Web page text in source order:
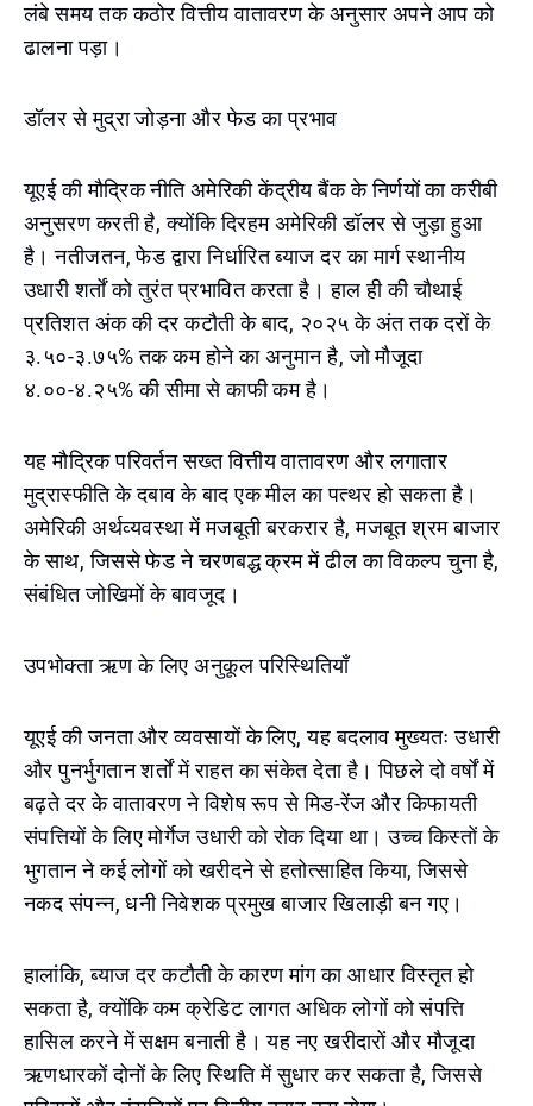
लंबे समय तक कठोर वित्तीय वातावरण के अनुसार अपने आप को
ढालना पड़ा।
डॉलर से मुद्रा जोड़ना और फेड का प्रभाव
यूएई की मौद्रिक नीति अमेरिकी केंद्रीय बैंक के निर्णयों का करीबी
अनुसरण करती है, क्योंकि दिरहम अमेरिकी डॉलर से जुड़ा हुआ
है। नतीजतन, फेड द्वारा निर्धारित ब्याज दर का मार्ग स्थानीय
उधारी शर्तों को तुरंत प्रभावित करता है। हाल ही की चौथाई
प्रतिशत अंक की दर कटौती के बाद, २०२५ के अंत तक दरों के
३.५०-३.७५% तक कम होने का अनुमान है, जो मौजूदा
४.००-४.२५% की सीमा से काफी कम है।
यह मौद्रिक परिवर्तन सख्त वित्तीय वातावरण और लगातार
मुद्रास्फीति के दबाव के बाद एक मील का पत्थर हो सकता है।
अमेरिकी अर्थव्यवस्था में मजबूती बरकरार है, मजबूत श्रम बाजार
के साथ, जिससे फेड ने चरणबद्ध क्रम में ढील का विकल्प चुना है,
संबंधित जोखिमों के बावजूद।
उपभोक्ता ऋण के लिए अनुकूल परिस्थितियाँ
यूएई की जनता और व्यवसायों के लिए, यह बदलाव मुख्यतः उधारी
और पुनर्भुगतान शर्तों में राहत का संकेत देता है। पिछले दो वर्षों में
बढ़ते दर के वातावरण ने विशेष रूप से मिड-रेंज और किफायती
संपत्तियों के लिए मोर्गेज उधारी को रोक दिया था। उच्च किस्तों के
भुगतान ने कई लोगों को खरीदने से हतोत्साहित किया, जिससे
नकद संपन्न, धनी निवेशक प्रमुख बाजार खिलाड़ी बन गए।
हालांकि, ब्याज दर कटौती के कारण मांग का आधार विस्तृत हो
सकता है, क्योंकि कम क्रेडिट लागत अधिक लोगों को संपत्ति
हासिल करने में सक्षम बनाती है। यह नए खरीदारों और मौजूदा
ऋणधारकों दोनों के लिए स्थिति में सुधार कर सकता है, जिससे